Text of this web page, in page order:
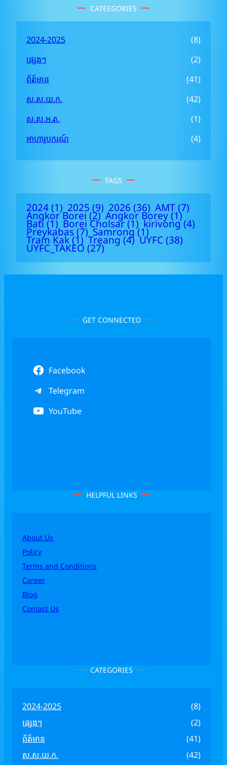
h
CATEEGORIES
2024-2025
(8)
ផ្សេងៗ
(2)
ព័ត៍មាន
(41)
ស.ស.យ.ក.
(42)
ស.ស.អ.ត.
(1)
អាហារូបករណ៍
(4)
TAGS
2024 (1) 2025 (9) 2026 (36) AMT (7)
Angkor Borei (2) Angkor Borey (1)
Bati (1) Borei Cholsar (1) kirivong (4)
Preykabas (7) Samrong (1)
Tram Kak (1) Treang (4) UYFC (38)
UYFC_TAKEO (27)
GET CONNECTED
Facebook
Telegram
YouTube
HELPFUL LINKS
About Us
Policy
Terms and Conditions
Career
Blog
Contact Us
CATEGORIES
2024-2025
(8)
ផ្សេងៗ
(2)
ព័ត៍មាន
(41)
ស.ស.យ.ក.
(42)